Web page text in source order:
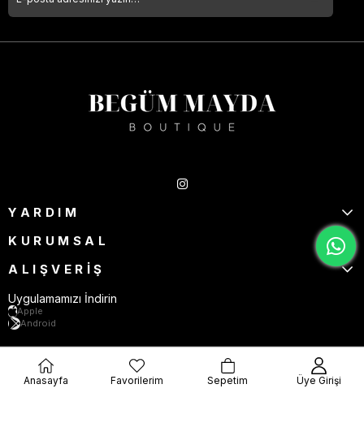
YARDIM
KURUMSAL
ALIŞVERİŞ
Uygulamamızı İndirin
Apple
Android
Anasayfa Favorilerim Sepetim Üye Girişi